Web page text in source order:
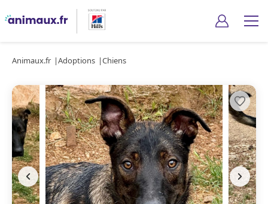
Animaux.fr Adoptions Chiens